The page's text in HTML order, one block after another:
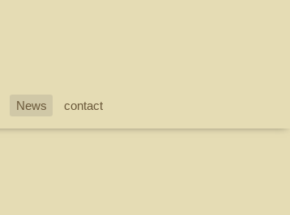
News contact